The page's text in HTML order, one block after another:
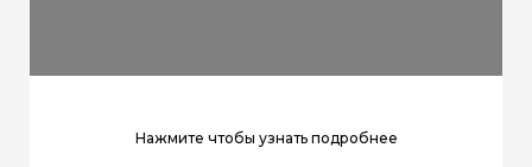
Нажмите чтобы узнать подробнее